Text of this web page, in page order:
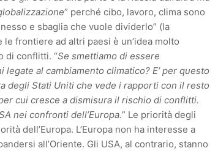
” perché cibo, lavoro, clima sono
e sbaglia che vuole dividerlo” (la
frontiere ad altri paesi è un’idea molto
di conflitti. “Se smettiamo di essere
al cambiamento climatico? E’ per questo
degli Stati Uniti che vede i rapporti con il resto
cui cresce a dismisura il rischio di conflitti.
nei confronti dell’Europa.” Le priorità degli
dell’Europa. L’Europa non ha interesse a
all’Oriente. Gli USA, al contrario, stanno